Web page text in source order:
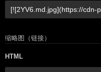
缩略图（链接）
HTML